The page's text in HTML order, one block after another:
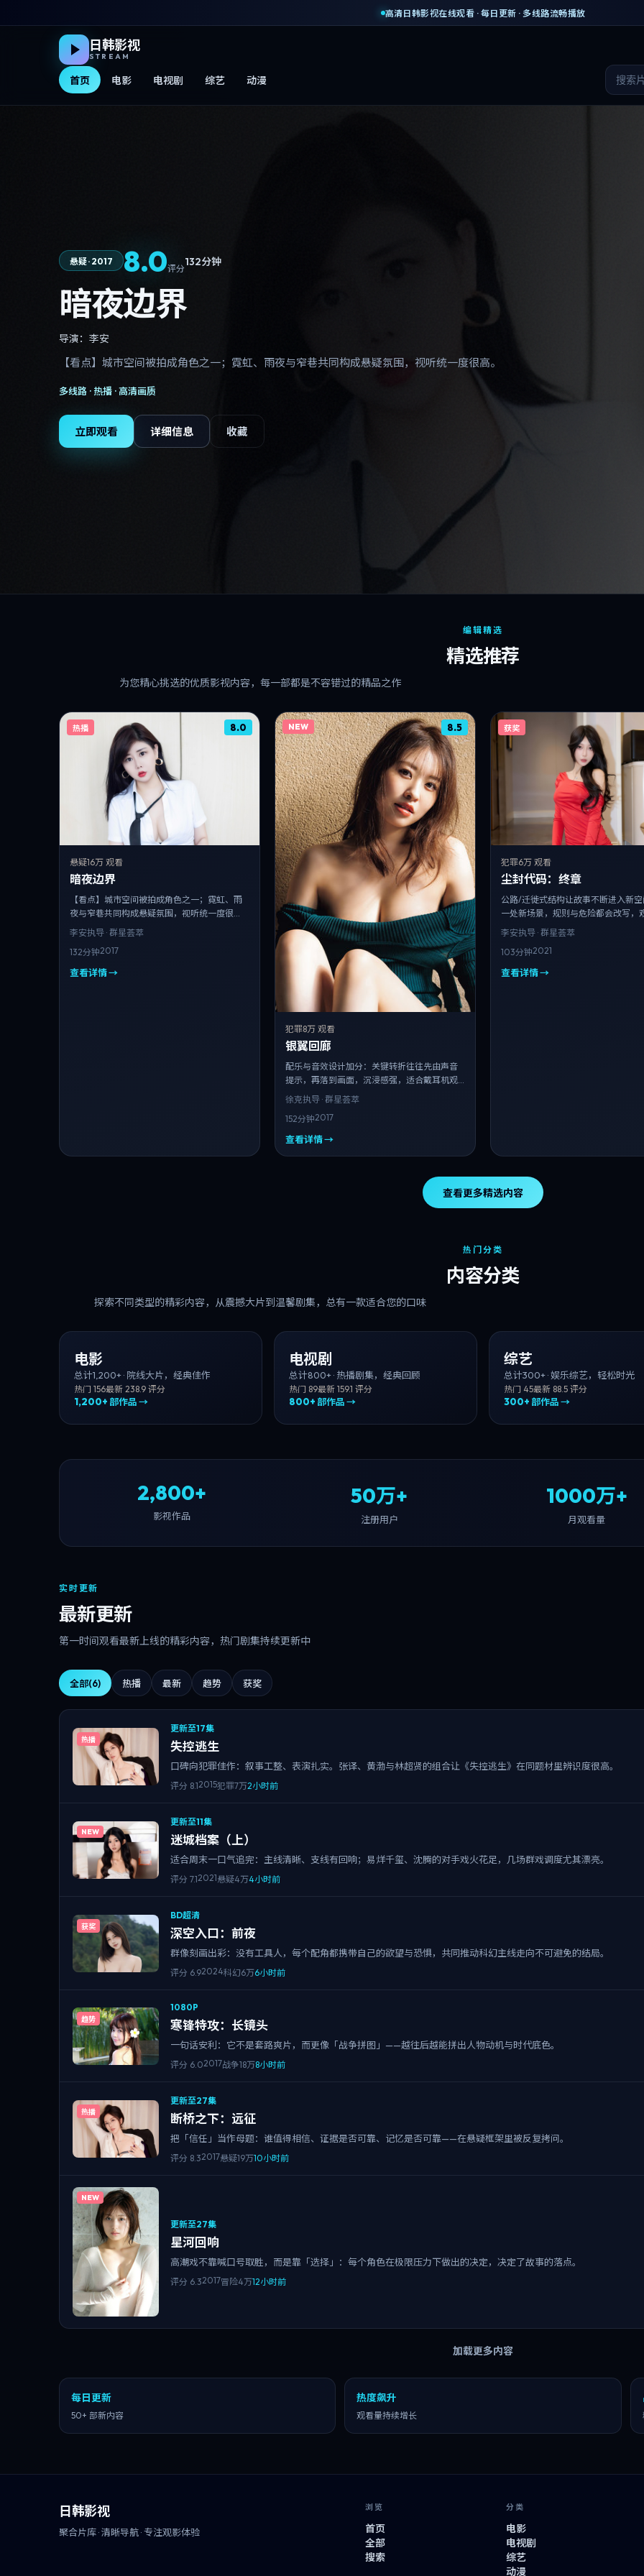
高清日韩影视在线观看 · 每日更新 · 多线路流畅播放
日韩影视
STREAM
首页 电影 电视剧 综艺 动漫
悬疑· 2017 8.0评分
132分钟
暗夜边界
导演： 李安
【看点】城市空间被拍成角色之一；霓虹、雨夜与窄巷共同构成悬疑氛围，视听统一度很高。
多线路 ·热播 · 高清画质
立即观看 详细信息 收藏
编辑精选
精选推荐
为您精心挑选的优质影视内容，每一部都是不容错过的精品之作
热播 8.0
悬疑16万 观看
暗夜边界
【看点】城市空间被拍成角色之一；霓虹、雨
夜与窄巷共同构成悬疑氛围，视听统一度很
高。
李安执导 · 群星荟萃
132分钟2017
查看详情 →
NEW 8.5
犯罪8万 观看
银翼回廊
配乐与音效设计加分：关键转折往往先由声音
提示，再落到画面，沉浸感强，适合戴耳机观
看。
徐克执导 · 群星荟萃
152分钟2017
查看详情 →
获奖
犯罪6万 观看
尘封代码：终章
公路/迁徙式结构让故事不断进入新空
一处新场景，规则与危险都会改写，
刷新。
李安执导 · 群星荟萃
103分钟2021
查看详情 →
查看更多精选内容
热门分类
内容分类
探索不同类型的精彩内容，从震撼大片到温馨剧集，总有一款适合您的口味
电影
总计1,200+· 院线大片，经典佳作
热门 156最新 238.9 评分
1,200+ 部作品 →
电视剧
总计800+· 热播剧集，经典回顾
热门 89最新 159.1 评分
800+ 部作品 →
综艺
总计300+·娱乐综艺，轻松时光
热门 45最新 88.5 评分
300+ 部作品 →
2,800+
影视作品
50万+
注册用户
1000万+
月观看量
实时更新
最新更新
第一时间观看最新上线的精彩内容，热门剧集持续更新中
全部(6) 热播 最新 趋势 获奖
热播
更新至17集
失控逃生
口碑向犯罪佳作：叙事工整、表演扎实。张译、黄渤与林超贤的组合让《失控逃生》在同题材里辨识度很高。
评分 8.12015犯罪7万2小时前
NEW
更新至11集
迷城档案（上）
适合周末一口气追完：主线清晰、支线有回响；易烊千玺、沈腾的对手戏火花足，几场群戏调度尤其漂亮。
评分 7.12021悬疑4万4小时前
获奖
BD超清
深空入口：前夜
群像刻画出彩：没有工具人，每个配角都携带自己的欲望与恐惧，共同推动科幻主线走向不可避免的结局。
评分 6.92024科幻6万6小时前
趋势
1080P
寒锋特攻：长镜头
一句话安利：它不是套路爽片，而更像「战争拼图」——越往后越能拼出人物动机与时代底色。
评分 6.02017战争18万8小时前
热播
更新至27集
断桥之下：远征
把「信任」当作母题：谁值得相信、证据是否可靠、记忆是否可靠——在悬疑框架里被反复拷问。
评分 8.32017悬疑19万10小时前
NEW
更新至27集
星河回响
高潮戏不靠喊口号取胜，而是靠「选择」：每个角色在极限压力下做出的决定，决定了故事的落点。
评分 6.32017冒险4万12小时前
加载更多内容
每日更新
50+ 部新内容
热度飙升
观看量持续增长
日韩影视
聚合片库 · 清晰导航 · 专注观影体验
浏览
首页
全部
搜索
分类
电影
电视剧
综艺
动漫